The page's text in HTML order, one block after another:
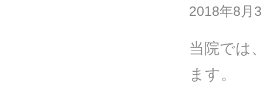
2018年8月
当院では
ます。